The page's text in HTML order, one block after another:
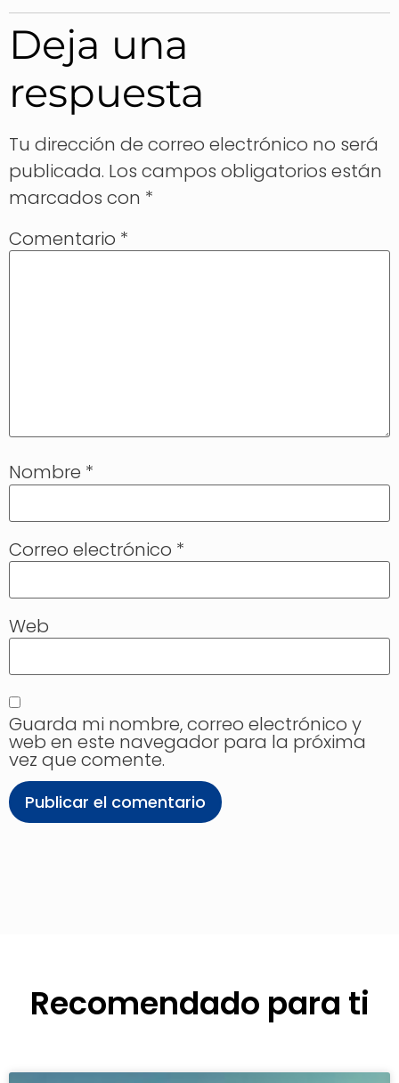
Deja una
respuesta
Tu dirección de correo electrónico no será
publicada. Los campos obligatorios están
marcados con *
Comentario *
Nombre *
Correo electrónico *
Web
Guarda mi nombre, correo electrónico y
web en este navegador para la próxima
vez que comente.
Recomendado para ti